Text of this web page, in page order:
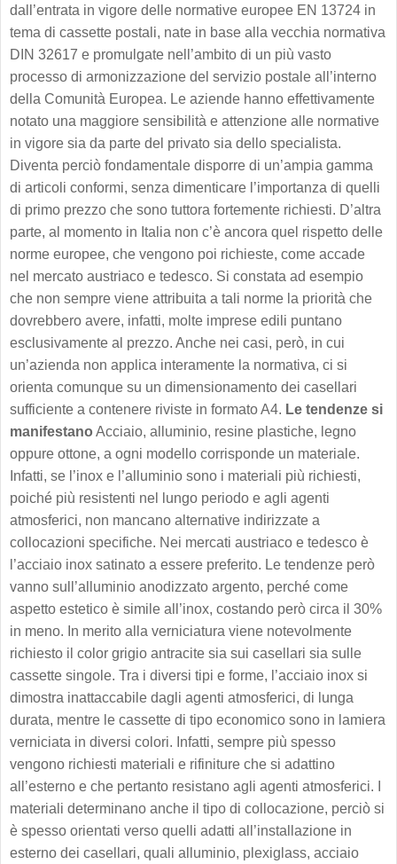
dall’entrata in vigore delle normative europee EN 13724 in
tema di cassette postali, nate in base alla vecchia normativa
DIN 32617 e promulgate nell’ambito di un più vasto
processo di armonizzazione del servizio postale all’interno
della Comunità Europea. Le aziende hanno effettivamente
notato una maggiore sensibilità e attenzione alle normative
in vigore sia da parte del privato sia dello specialista.
Diventa perciò fondamentale disporre di un’ampia gamma
di articoli conformi, senza dimenticare l’importanza di quelli
di primo prezzo che sono tuttora fortemente richiesti. D’altra
parte, al momento in Italia non c’è ancora quel rispetto delle
norme europee, che vengono poi richieste, come accade
nel mercato austriaco e tedesco. Si constata ad esempio
che non sempre viene attribuita a tali norme la priorità che
dovrebbero avere, infatti, molte imprese edili puntano
esclusivamente al prezzo. Anche nei casi, però, in cui
un’azienda non applica interamente la normativa, ci si
orienta comunque su un dimensionamento dei casellari
sufficiente a contenere riviste in formato A4. Le tendenze si
manifestano Acciaio, alluminio, resine plastiche, legno
oppure ottone, a ogni modello corrisponde un materiale.
Infatti, se l’inox e l’alluminio sono i materiali più richiesti,
poiché più resistenti nel lungo periodo e agli agenti
atmosferici, non mancano alternative indirizzate a
collocazioni specifiche. Nei mercati austriaco e tedesco è
l’acciaio inox satinato a essere preferito. Le tendenze però
vanno sull’alluminio anodizzato argento, perché come
aspetto estetico è simile all’inox, costando però circa il 30%
in meno. In merito alla verniciatura viene notevolmente
richiesto il color grigio antracite sia sui casellari sia sulle
cassette singole. Tra i diversi tipi e forme, l’acciaio inox si
dimostra inattaccabile dagli agenti atmosferici, di lunga
durata, mentre le cassette di tipo economico sono in lamiera
verniciata in diversi colori. Infatti, sempre più spesso
vengono richiesti materiali e rifiniture che si adattino
all’esterno e che pertanto resistano agli agenti atmosferici. I
materiali determinano anche il tipo di collocazione, perciò si
è spesso orientati verso quelli adatti all’installazione in
esterno dei casellari, quali alluminio, plexiglass, acciaio